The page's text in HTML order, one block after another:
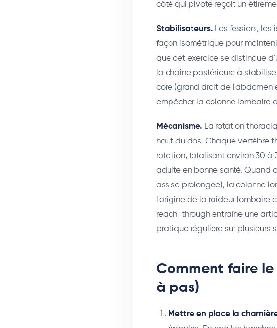
côté qui pivote reçoit un
Stabilisateurs. Les fessiers,
façon isométrique pour
que cet exercice se distingue
la chaîne postérieure à
core (grand droit de l'abdomen
empêcher la colonne lombaire
Mécanisme. La rotation
haut du dos. Chaque vertèbre
rotation, totalisant environ 30 à
adulte en bonne santé. Quand
assise prolongée), la colonne
l'origine de la raideur lombaire
reach-through entraîne une
pratique régulière sur plusieurs
Comment faire
à pas)
Mettre en place la